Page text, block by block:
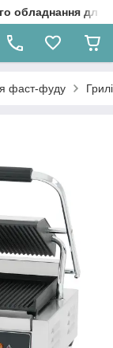
обладнання
фаст-фуду